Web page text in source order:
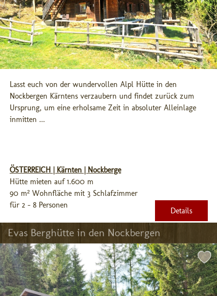
Lasst euch von der wundervollen Alpl Hütte in den
Nockbergen Kärntens verzaubern und findet zurück zum
Ursprung, um eine erholsame Zeit in absoluter Alleinlage
inmitten ...
ÖSTERREICH | Kärnten | Nockberge
Hütte mieten auf 1.600 m
90 m² Wohnfläche mit 3 Schlafzimmer
für 2 - 8 Personen
Details
Evas Berghütte in den Nockbergen